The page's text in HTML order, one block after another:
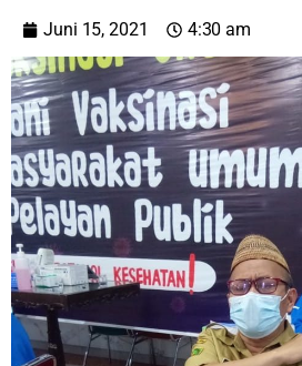
Juni 15, 2021 4:30 am